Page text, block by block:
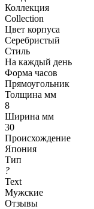
Коллекция
Collection
Цвет корпуса
Серебристый
Стиль
На каждый день
Форма часов
Прямоугольник
Толщина мм
8
Ширина мм
30
Происхождение
Япония
Тип
?
Text
Мужские
Отзывы